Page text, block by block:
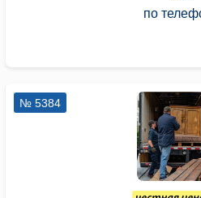
по
№ 5384